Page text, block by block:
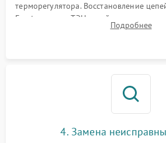
терморегулятора. Восстановление
Frost, включая ТЭН оттайки и
платы управления при сбоях
Подробнее
4. Замена